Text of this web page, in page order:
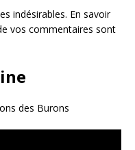
indésirables. En savoir
vos commentaires sont
des Burons